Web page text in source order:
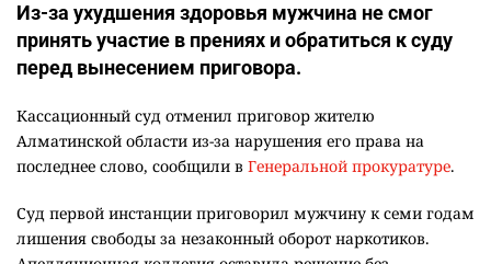
Из-за ухудшения здоровья мужчина не смог
принять участие в прениях и обратиться к суду
перед вынесением приговора.
Кассационный суд отменил приговор жителю
Алматинской области из-за нарушения его права на
последнее слово, сообщили в Генеральной прокуратуре.
Суд первой инстанции приговорил мужчину к семи годам
лишения свободы за незаконный оборот наркотиков.